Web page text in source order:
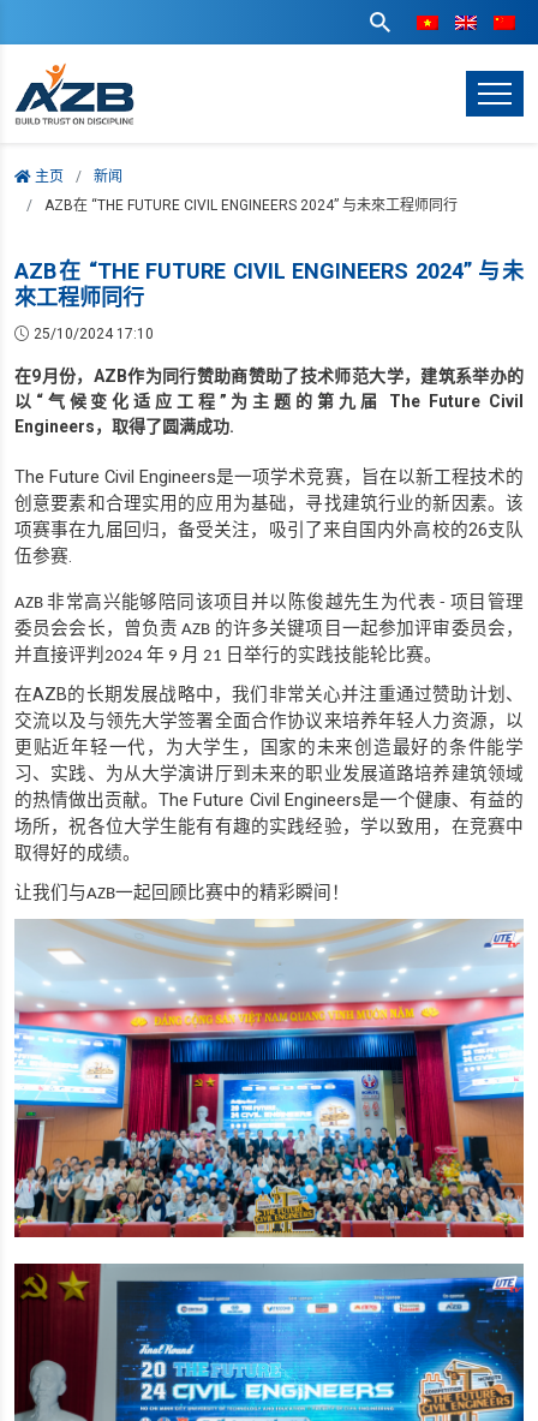
主页
新闻
AZB在 “THE FUTURE CIVIL ENGINEERS 2024” 与未來工程师同行
AZB在 “THE FUTURE CIVIL ENGINEERS 2024” 与未
來工程师同行
25/10/2024 17:10
在9月份，AZB作为同行赞助商赞助了技术师范大学，建筑系举办的
以“气候变化适应工程”为主题的第九届 The Future Civil
Engineers，取得了圆满成功.
The Future Civil Engineers是一项学术竞赛，旨在以新工程技术的
创意要素和合理实用的应用为基础，寻找建筑行业的新因素。该
项赛事在九届回归，备受关注，吸引了来自国内外高校的26支队
伍参赛.
AZB非常高兴能够陪同该项目并以陈俊越先生为代表 - 项目管理
委员会会长，曾负责 AZB 的许多关键项目一起参加评审委员会，
并直接评判 2024 年 9 月 21 日举行的实践技能轮比赛。
在AZB的长期发展战略中，我们非常关心并注重通过赞助计划、
交流以及与领先大学签署全面合作协议来培养年轻人力资源，以
更贴近年轻一代，为大学生，国家的未来创造最好的条件能学
习、实践、为从大学演讲厅到未来的职业发展道路培养建筑领域
的热情做出贡献。The Future Civil Engineers是一个健康、有益的
场所，祝各位大学生能有有趣的实践经验，学以致用，在竞赛中
取得好的成绩。
让我们与AZB一起回顾比赛中的精彩瞬间！